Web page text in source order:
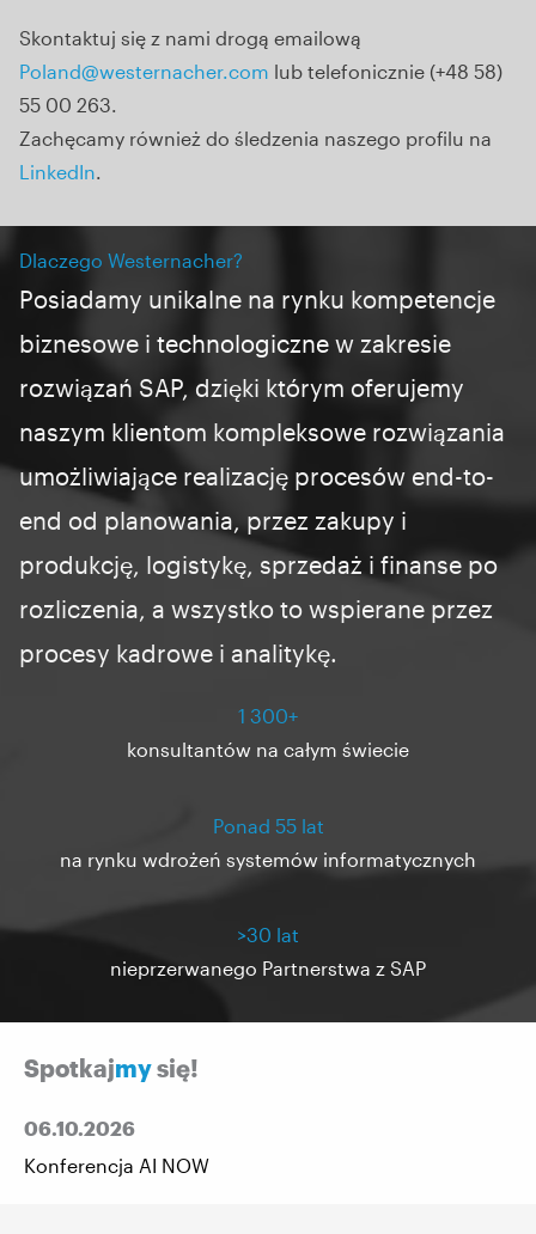
Skontaktuj się z nami drogą emailową
Poland@westernacher.com lub telefonicznie (+48 58)
55 00 263.
Zachęcamy również do śledzenia naszego profilu na
LinkedIn.
Dlaczego Westernacher?
Posiadamy unikalne na rynku kompetencje
biznesowe i technologicznew zakresie
rozwiązań SAP, dzięki którym oferujemy
naszym klientom kompleksowe rozwiązania
umożliwiające realizację procesów end-to-
end od planowania, przez zakupy i
produkcję, logistykę, sprzedaż i finanse po
rozliczenia, a wszystko to wspierane przez
procesy kadrowe i analitykę.
1 300+
konsultantów na całym świecie
Ponad 55 lat
na rynku wdrożeń systemów informatycznych
>30 lat
nieprzerwanego Partnerstwa z SAP
Spotkajmysię!
06.10.2026
Konferencja AI NOW